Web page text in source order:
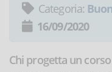
Categoria:
16/09/2020
Chi progetta un